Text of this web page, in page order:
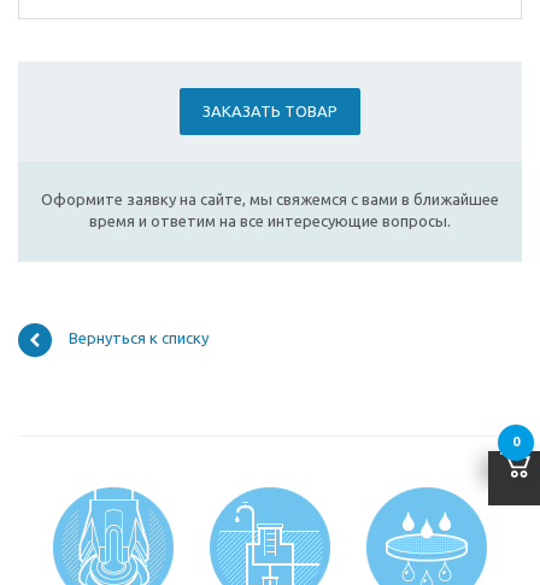
ЗАКАЗАТЬ ТОВАР
Оформите заявку на сайте, мы свяжемся с вами в ближайшее
время и ответим на все интересующие вопросы.
Вернуться к списку
0